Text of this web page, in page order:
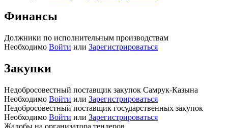
Финансы
Должники по исполнительным производствам
Необходимо Войти или Зарегистрироваться
Закупки
Недобросовестный поставщик закупок Самрук-Казына
Необходимо Войти или Зарегистрироваться
Недобросовестный поставщик государственных закупок
Необходимо Войти или Зарегистрироваться